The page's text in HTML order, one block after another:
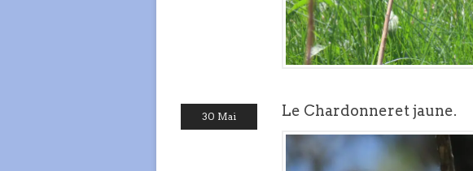
30 Mai Le Chardonneret jaune.